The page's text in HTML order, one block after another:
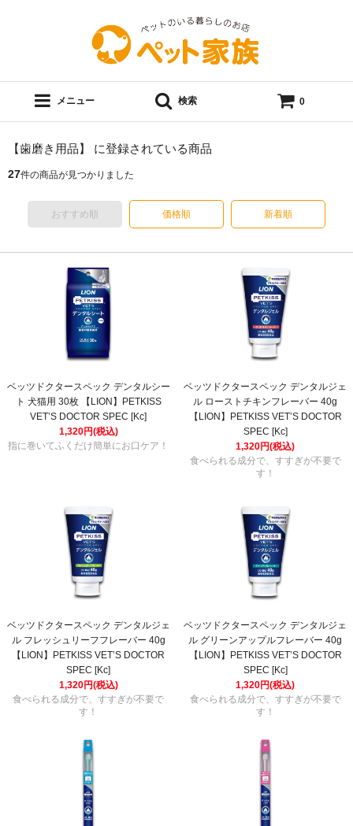
メニュー 検索 0
【歯磨き用品】 に登録されている商品
27件の商品が見つかりました
おすすめ順 価格順 新着順
ベッツドクタースペック デンタルシー
ト 犬猫用 30枚 【LION】PETKISS
VET’S DOCTOR SPEC [Kc]
1,320円(税込)
指に巻いてふくだけ簡単にお口ケア！
ベッツドクタースペック デンタルジェ
ル ローストチキンフレーバー 40g
【LION】PETKISS VET’S DOCTOR
SPEC [Kc]
1,320円(税込)
食べられる成分で、すすぎが不要で
す！
ベッツドクタースペック デンタルジェ
ル フレッシュリーフフレーバー 40g
【LION】PETKISS VET’S DOCTOR
SPEC [Kc]
1,320円(税込)
食べられる成分で、すすぎが不要で
す！
ベッツドクタースペック デンタルジェ
ル グリーンアップルフレーバー 40g
【LION】PETKISS VET’S DOCTOR
SPEC [Kc]
1,320円(税込)
食べられる成分で、すすぎが不要で
す！